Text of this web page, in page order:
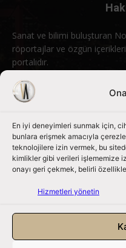
En iyi deneyimleri sunmak için,
bunlara erişmek amacıyla
teknolojilere izin vermek, bu
kimlikler gibi verileri işlememize
onayı geri çekmek, belirli
Hizmetleri yönetin
Sanat ve bilimi buluşturan
röportajlar ve özgün
portalıdır.
Bizimle iletişime geçin:
Bizi